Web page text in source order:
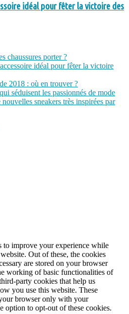
idéal pour fêter la victoire des
chaussures porter ?
idéal pour fêter la victoire
2018 : où en trouver ?
séduisent les passionnés de mode
sneakers très inspirées par
to improve your experience while
Out of these, the cookies
are stored on your browser
working of basic functionalities of
party cookies that help us
you use this website. These
browser only with your
option to opt-out of these cookies.